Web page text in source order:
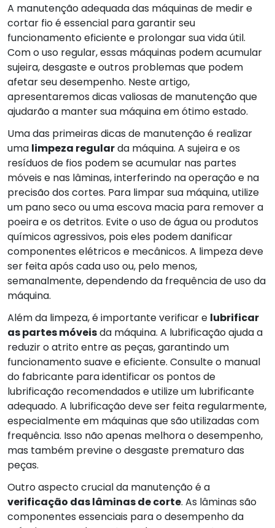
A manutenção adequada das máquinas de medir e
cortar fio é essencial para garantir seu
funcionamento eficiente e prolongar sua vida útil.
Com o uso regular, essas máquinas podem acumular
sujeira, desgaste e outros problemas que podem
afetar seu desempenho. Neste artigo,
apresentaremos dicas valiosas de manutenção que
ajudarão a manter sua máquina em ótimo estado.
Uma das primeiras dicas de manutenção é realizar
uma limpeza regularda máquina. A sujeira e os
resíduos de fios podem se acumular nas partes
móveis e nas lâminas, interferindo na operação e na
precisão dos cortes. Para limpar sua máquina, utilize
um pano seco ou uma escova macia para remover a
poeira e os detritos. Evite o uso de água ou produtos
químicos agressivos, pois eles podem danificar
componentes elétricos e mecânicos. A limpeza deve
ser feita após cada uso ou, pelo menos,
semanalmente, dependendo da frequência de uso da
máquina.
Além da limpeza, é importante verificar e lubrificar
as partes móveisda máquina. A lubrificação ajuda a
reduzir o atrito entre as peças, garantindo um
funcionamento suave e eficiente. Consulte o manual
do fabricante para identificar os pontos de
lubrificação recomendados e utilize um lubrificante
adequado. A lubrificação deve ser feita regularmente,
especialmente em máquinas que são utilizadas com
frequência. Isso não apenas melhora o desempenho,
mas também previne o desgaste prematuro das
peças.
Outro aspecto crucial da manutenção é a
verificação das lâminas de corte. As lâminas são
componentes essenciais para o desempenho da